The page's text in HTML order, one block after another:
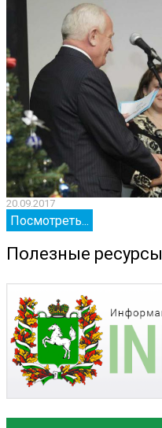
20.09.2017
Посмотреть...
Полезные ресурсы